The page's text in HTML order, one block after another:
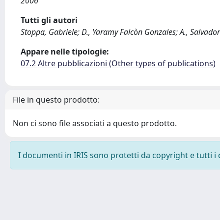
Tutti gli autori
Stoppa, Gabriele; D., Yaramy Falcòn Gonzales; A.,
Appare nelle tipologie:
07.2 Altre pubblicazioni (Other types of publications)
File in questo prodotto:
Non ci sono file associati a questo prodotto.
I documenti in IRIS sono protetti da copyright e tutti